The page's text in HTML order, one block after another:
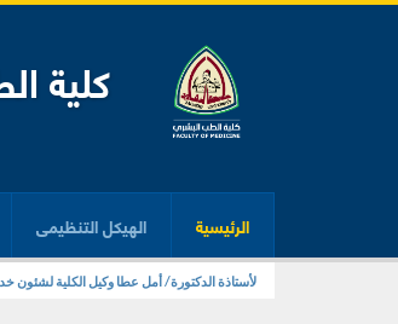
كلية
الرئيسية الهيكل التنظيمى
لأستاذة الدكتورة/ أمل عطا وكيل الكلية لشئون
خالص التهنئة إلى الأستاذ الدكتور/ عاطف